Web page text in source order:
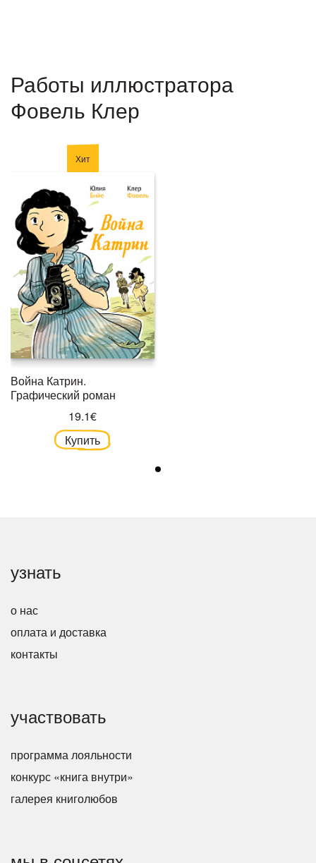
Работы иллюстратора
Фовель Клер
Хит
Война Катрин.
Графический роман
19.1€
Купить
узнать
о нас
оплата и доставка
контакты
участвовать
программа лояльности
конкурс «книга внутри»
галерея книголюбов